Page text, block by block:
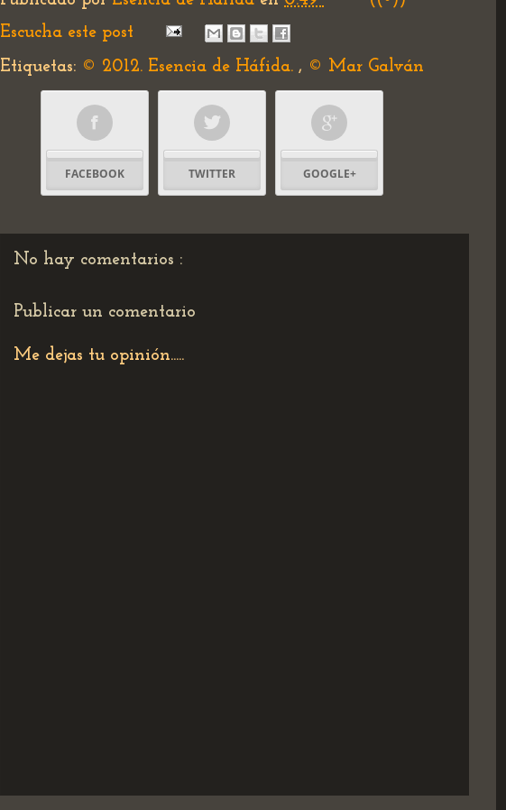
Escucha este post
Etiquetas: © 2012. Esencia de Háfida. , © Mar Galván
FACEBOOK TWITTER GOOGLE+
No hay comentarios :
Publicar un comentario
Me dejas tu opinión.....